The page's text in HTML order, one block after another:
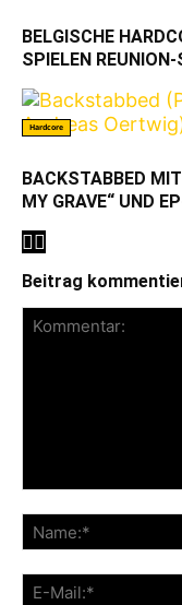
BELGISCHE
SPIELEN
Hardcore
BACKSTABBED
MY GRAVE“ UND
Beitrag